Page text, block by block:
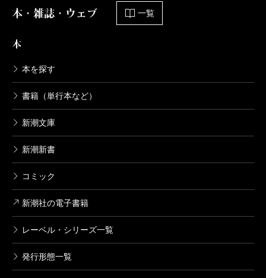
本・雑誌・ウェブ 一覧
本
本を探す
書籍（単行本など）
新潮文庫
新潮新書
コミック
新潮社の電子書籍
レーベル・シリーズ一覧
発行形態一覧